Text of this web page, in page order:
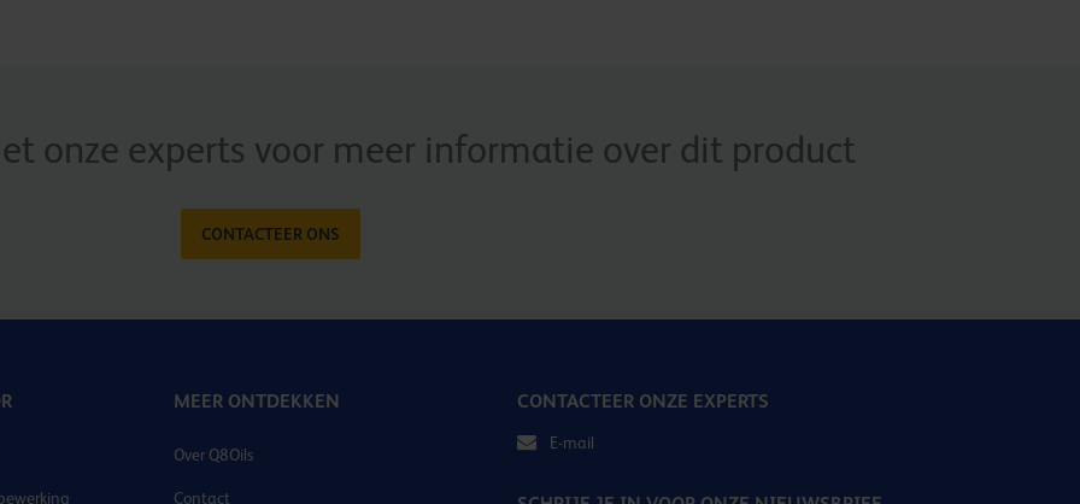
onze experts voor meer informatie over dit product
CONTACTEER ONS
MEER ONTDEKKEN
Over Q8Oils
Contact
CONTACTEER ONZE EXPERTS
E-mail